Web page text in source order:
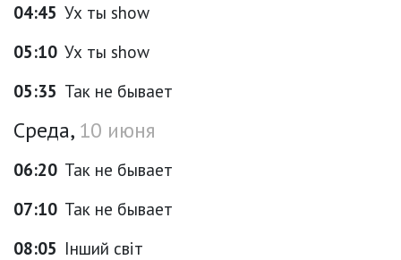
04:45 Ух ты show
05:10 Ух ты show
05:35 Так не бывает
Среда, 10 июня
06:20 Так не бывает
07:10 Так не бывает
08:05 Інший світ